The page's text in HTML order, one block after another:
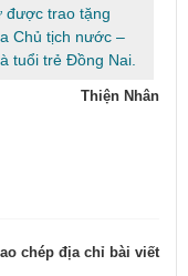
được trao tặng
Chủ tịch nước –
tuổi trẻ Đồng Nai.
Thiện Nhân
chép địa chỉ bài viết